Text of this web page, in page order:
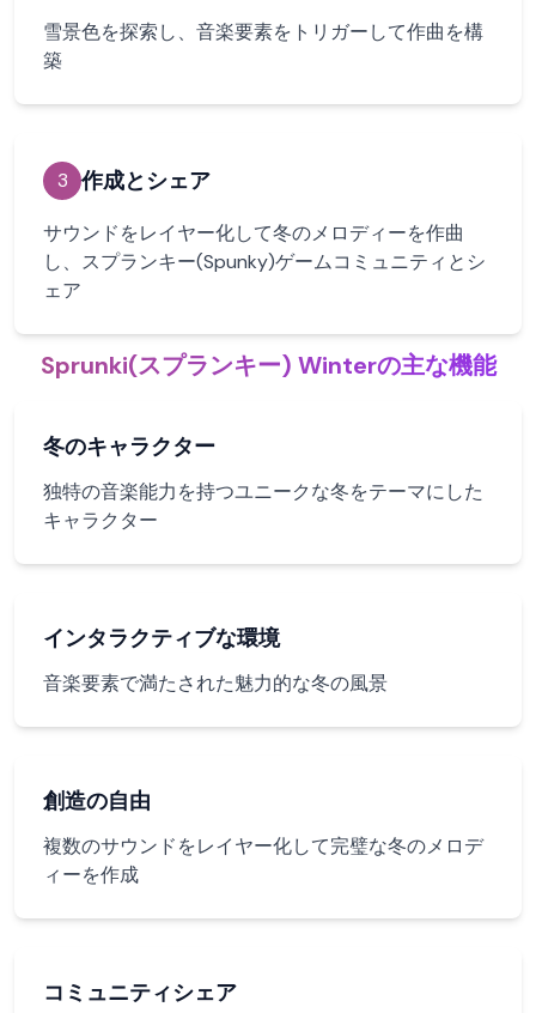
雪景色を探索し、音楽要素をトリガーして作曲を構
築
3 作成とシェア
サウンドをレイヤー化して冬のメロディーを作曲
し、スプランキー(Spunky)ゲームコミュニティとシ
ェア
Sprunki(スプランキー) Winterの主な機能
冬のキャラクター
独特の音楽能力を持つユニークな冬をテーマにした
キャラクター
インタラクティブな環境
音楽要素で満たされた魅力的な冬の風景
創造の自由
複数のサウンドをレイヤー化して完璧な冬のメロデ
ィーを作成
コミュニティシェア